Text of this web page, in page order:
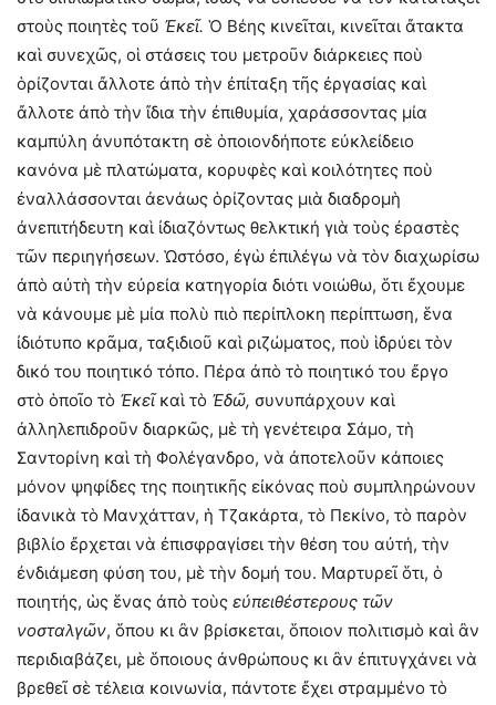
στοὺς ποιητὲς τοῦ Ἐκεῖ. Ὁ Βέης κινεῖται, κινεῖται ἄτακτα
καὶ συνεχῶς, οἱ στάσεις του μετροῦν διάρκειες ποὺ
ὁρίζονται ἄλλοτε ἀπὸ τὴν ἐπίταξη τῆς ἐργασίας καὶ
ἄλλοτε ἀπὸ τὴν ἴδια τὴν ἐπιθυμία, χαράσσοντας μία
καμπύλη ἀνυπότακτη σὲ ὁποιονδήποτε εὐκλείδειο
κανόνα μὲ πλατώματα, κορυφὲς καὶ κοιλότητες ποὺ
ἐναλλάσσονται ἀενάως ὁρίζοντας μιὰ διαδρομὴ
ἀνεπιτήδευτη καὶ ἰδιαζόντως θελκτική γιὰ τοὺς ἐραστὲς
τῶν περιηγήσεων. Ὡστόσο, ἐγὼ ἐπιλέγω νὰ τὸν διαχωρίσω
ἀπὸ αὐτὴ τὴν εὐρεία κατηγορία διότι νοιώθω, ὅτι ἔχουμε
νὰ κάνουμε μὲ μία πολὺ πιὸ περίπλοκη περίπτωση, ἕνα
ἰδιότυπο κρᾶμα, ταξιδιοῦ καὶ ριζώματος, ποὺ ἱδρύει τὸν
δικό του ποιητικό τόπο. Πέρα ἀπὸ τὸ ποιητικό του ἔργο
στὸ ὁποῖο τὸ Ἐκεῖκαὶ τὸ Ἐδῶ, συνυπάρχουν καὶ
ἀλληλεπιδροῦν διαρκῶς, μὲ τὴ γενέτειρα Σάμο, τὴ
Σαντορίνη καὶ τὴ Φολέγανδρο, νὰ ἀποτελοῦν κάποιες
μόνον ψηφίδες της ποιητικῆς εἰκόνας ποὺ συμπληρώνουν
ἰδανικὰ τὸ Μανχάτταν, ἡ Τζακάρτα, τὸ Πεκίνο, τὸ παρὸν
βιβλίο ἔρχεται νὰ ἐπισφραγίσει τὴν θέση του αὐτή, τὴν
ἐνδιάμεση φύση του, μὲ τὴν δομή του. Μαρτυρεῖ ὅτι, ὁ
ποιητής, ὡς ἕνας ἀπὸ τοὺς εὐπειθέστερους τῶν
νοσταλγῶν, ὅπου κι ἂν βρίσκεται, ὅποιον πολιτισμὸ καὶ ἂν
περιδιαβάζει, μὲ ὅποιους ἀνθρώπους κι ἂν ἐπιτυγχάνει νὰ
βρεθεῖ σὲ τέλεια κοινωνία, πάντοτε ἔχει στραμμένο τὸ